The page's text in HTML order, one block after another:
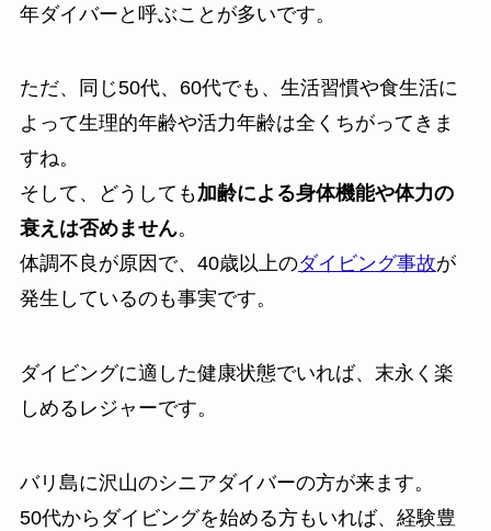
年ダイバーと呼ぶことが多いです。
ただ、同じ50代、60代でも、生活習慣や食生活に
よって生理的年齢や活力年齢は全くちがってきま
すね。
そして、どうしても加齢による身体機能や体力の
衰えは否めません。
体調不良が原因で、40歳以上のダイビング事故が
発生しているのも事実です。
ダイビングに適した健康状態でいれば、末永く楽
しめるレジャーです。
バリ島に沢山のシニアダイバーの方が来ます。
50代からダイビングを始める方もいれば、経験豊